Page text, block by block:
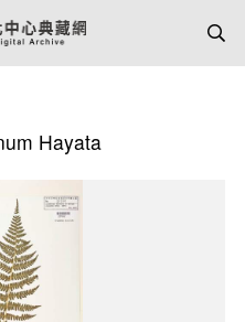
Hayata